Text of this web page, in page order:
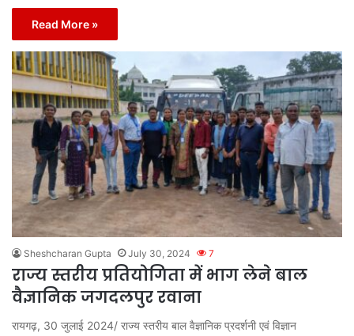
Read More »
Sheshcharan Gupta July 30, 2024 7
राज्य स्तरीय प्रतियोगिता में भाग लेने बाल
वैज्ञानिक जगदलपुर रवाना
रायगढ़, 30 जुलाई 2024/ राज्य स्तरीय बाल वैज्ञानिक प्रदर्शनी एवं विज्ञान